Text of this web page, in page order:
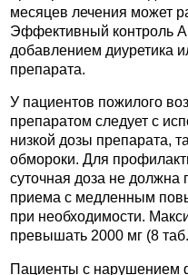
месяцев лечения может
Эффективный контроль
добавлением диуретика
препарата.
У пациентов пожилого
препаратом следует с
низкой дозы препарата,
обмороки. Для
суточная доза не
приема с медленным
при необходимости.
превышать 2000 мг (8
Пациенты с нарушением